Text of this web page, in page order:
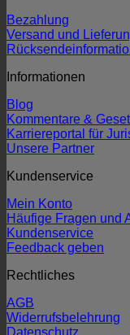
Bezahlung
Versand und
Informationen
Blog
Kommentare &
Karriereportal für
Unsere Partner
Kundenservice
Mein Konto
Häufige Fragen und
Kundenservice
Feedback geben
Rechtliches
AGB
Widerrufsbelehrung
Datenschutz